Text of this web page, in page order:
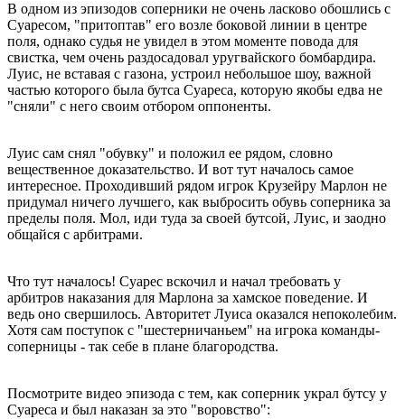
В одном из эпизодов соперники не очень ласково обошлись с
Суаресом, "притоптав" его возле боковой линии в центре
поля, однако судья не увидел в этом моменте повода для
свистка, чем очень раздосадовал уругвайского бомбардира.
Луис, не вставая с газона, устроил небольшое шоу, важной
частью которого была бутса Суареса, которую якобы едва не
"сняли" с него своим отбором оппоненты.
Луис сам снял "обувку" и положил ее рядом, словно
вещественное доказательство. И вот тут началось самое
интересное. Проходивший рядом игрок Крузейру Марлон не
придумал ничего лучшего, как выбросить обувь соперника за
пределы поля. Мол, иди туда за своей бутсой, Луис, и заодно
общайся с арбитрами.
Что тут началось! Суарес вскочил и начал требовать у
арбитров наказания для Марлона за хамское поведение. И
ведь оно свершилось. Авторитет Луиса оказался непоколебим.
Хотя сам поступок с "шестерничаньем" на игрока команды-
соперницы - так себе в плане благородства.
Посмотрите видео эпизода с тем, как соперник украл бутсу у
Суареса и был наказан за это "воровство":